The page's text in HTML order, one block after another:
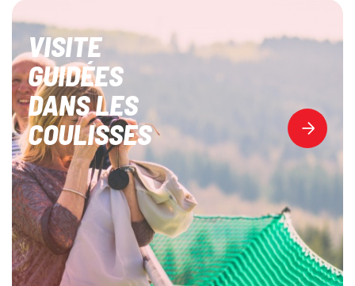
VISITE
GUIDÉES
DANS LES
COULISSES